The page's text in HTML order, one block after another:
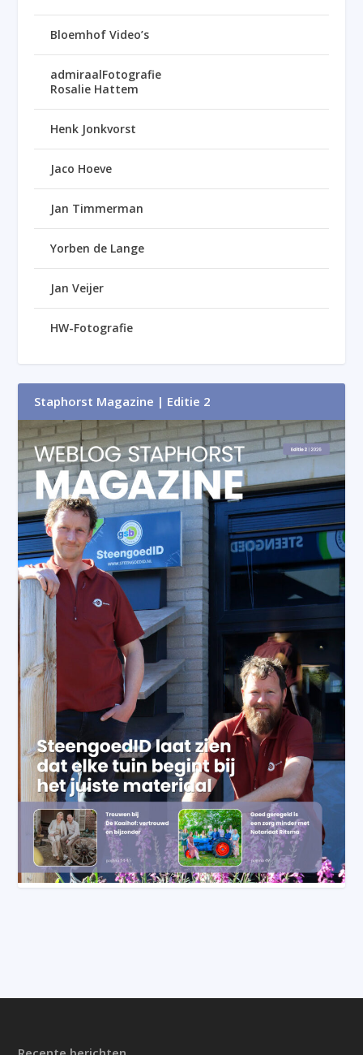
Bloemhof Video’s
admiraalFotografie
Rosalie Hattem
Henk Jonkvorst
Jaco Hoeve
Jan Timmerman
Yorben de Lange
Jan Veijer
HW-Fotografie
Staphorst Magazine | Editie 2